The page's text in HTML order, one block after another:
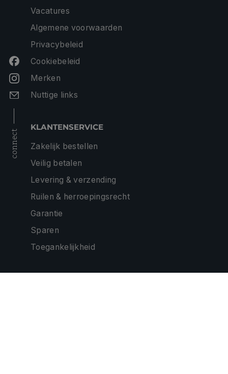
connect
Vacatures
Algemene voorwaarden
Privacybeleid
Cookiebeleid
Merken
Nuttige links
KLANTENSERVICE
Zakelijk bestellen
Veilig betalen
Levering & verzending
Ruilen & herroepingsrecht
Garantie
Sparen
Toegankelijkheid